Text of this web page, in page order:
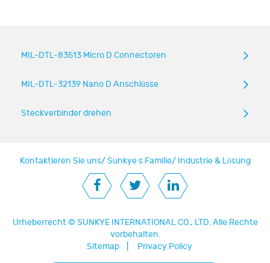
MIL-DTL-83513 Micro D Connectoren
MIL-DTL-32139 Nano D Anschlüsse
Steckverbinder drehen
Kontaktieren Sie uns/ Sunkye s Familie/ Industrie & Lösung
Urheberrecht © SUNKYE INTERNATIONAL CO., LTD.Alle Rechte
vorbehalten.
Sitemap
Privacy Policy